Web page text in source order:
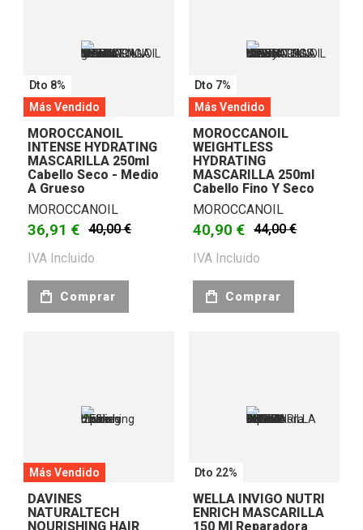
Dto 8%
Más Vendido
MOROCCANOIL
INTENSE HYDRATING
MASCARILLA 250ml
Cabello Seco - Medio
A Grueso
MOROCCANOIL
36,91 € 40,00 €
IVA Incluido
Comprar
Dto 7%
Más Vendido
MOROCCANOIL
WEIGHTLESS
HYDRATING
MASCARILLA 250ml
Cabello Fino Y Seco
MOROCCANOIL
40,90 € 44,00 €
IVA Incluido
Comprar
Más Vendido
DAVINES
NATURALTECH
NOURISHING HAIR
Dto 22%
WELLA INVIGO NUTRI
ENRICH MASCARILLA
150 Ml Reparadora